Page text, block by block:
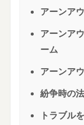
アーンア
アーンア
ーム
アーンア
紛争時の
トラブル